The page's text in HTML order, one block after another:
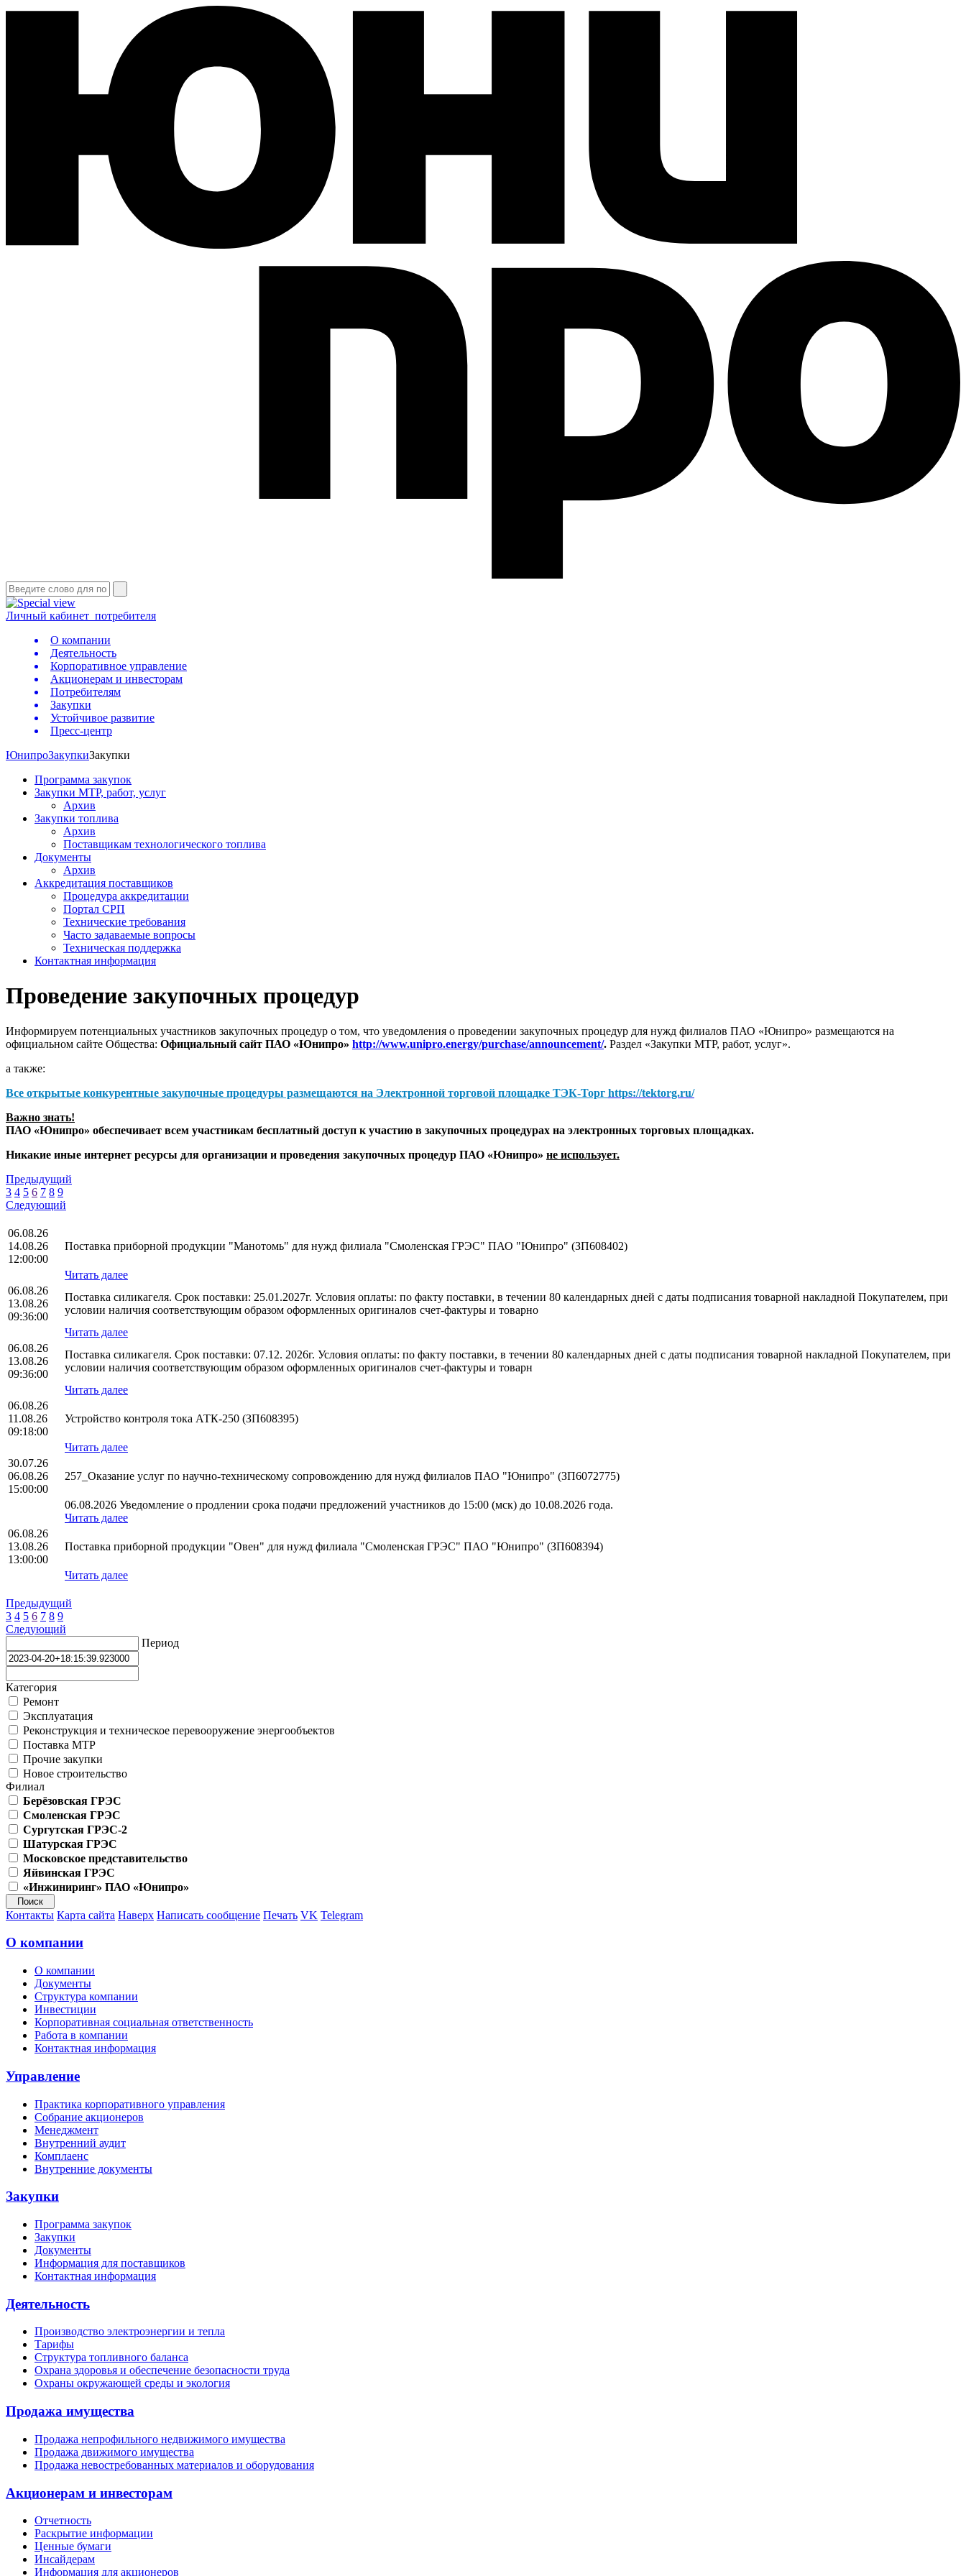
Личный кабинет потребителя
О компании
Деятельность
Корпоративное управление
Акционерам и инвесторам
Потребителям
Закупки
Устойчивое развитие
Пресс-центр
ЮнипроЗакупкиЗакупки
Программа закупок
Закупки МТР, работ, услуг
Архив
Закупки топлива
Архив
Поставщикам технологического топлива
Документы
Архив
Аккредитация поставщиков
Процедура аккредитации
Портал СРП
Технические требования
Часто задаваемые вопросы
Техническая поддержка
Контактная информация
Проведение закупочных процедур
Информируем потенциальных участников закупочных процедур о том, что уведомления о проведении закупочных процедур для нужд филиалов ПАО «Юнипро» размещаются на
официальном сайте Общества: Официальный сайт ПАО «Юнипро» http://www.unipro.energy/purchase/announcement/. Раздел «Закупки МТР, работ, услуг».
а также:
Все открытые конкурентные закупочные процедуры размещаются на Электронной торговой площадке ТЭК-Торг https://tektorg.ru/
Важно знать!
ПАО «Юнипро» обеспечивает всем участникам бесплатный доступ к участию в закупочных процедурах на электронных торговых площадках.
Никакие иные интернет ресурсы для организации и проведения закупочных процедур ПАО «Юнипро» не использует.
Предыдущий
3 4 5 6 7 8 9
Следующий
06.08.26
14.08.26
12:00:00
Поставка приборной продукции "Манотомь" для нужд филиала "Смоленская ГРЭС" ПАО "Юнипро" (ЗП608402)
Читать далее
06.08.26
13.08.26
09:36:00
Поставка силикагеля. Срок поставки: 25.01.2027г. Условия оплаты: по факту поставки, в течении 80 календарных дней с даты подписания товарной накладной Покупателем, при
условии наличия соответствующим образом оформленных оригиналов счет-фактуры и товарно
Читать далее
06.08.26
13.08.26
09:36:00
Поставка силикагеля. Срок поставки: 07.12. 2026г. Условия оплаты: по факту поставки, в течении 80 календарных дней с даты подписания товарной накладной Покупателем, при
условии наличия соответствующим образом оформленных оригиналов счет-фактуры и товарн
Читать далее
06.08.26
11.08.26
09:18:00
Устройство контроля тока АТК-250 (ЗП608395)
Читать далее
30.07.26
06.08.26
15:00:00
257_Оказание услуг по научно-техническому сопровождению для нужд филиалов ПАО "Юнипро" (ЗП6072775)
06.08.2026 Уведомление о продлении срока подачи предложений участников до 15:00 (мск) до 10.08.2026 года.
Читать далее
06.08.26
13.08.26
13:00:00
Поставка приборной продукции "Овен" для нужд филиала "Смоленская ГРЭС" ПАО "Юнипро" (ЗП608394)
Читать далее
Предыдущий
3 4 5 6 7 8 9
Следующий
Период
Категория
Ремонт
Эксплуатация
Реконструкция и техническое перевооружение энергообъектов
Поставка МТР
Прочие закупки
Новое строительство
Филиал
Берёзовская ГРЭС
Смоленская ГРЭС
Сургутская ГРЭС-2
Шатурская ГРЭС
Московское представительство
Яйвинская ГРЭС
«Инжиниринг» ПАО «Юнипро»
Контакты Карта сайта Наверх Написать сообщение Печать VK Telegram
О компании
О компании
Документы
Структура компании
Инвестиции
Корпоративная социальная ответственность
Работа в компании
Контактная информация
Управление
Практика корпоративного управления
Собрание акционеров
Менеджмент
Внутренний аудит
Комплаенс
Внутренние документы
Закупки
Программа закупок
Закупки
Документы
Информация для поставщиков
Контактная информация
Деятельность
Производство электроэнергии и тепла
Тарифы
Структура топливного баланса
Охрана здоровья и обеспечение безопасности труда
Охраны окружающей среды и экология
Продажа имущества
Продажа непрофильного недвижимого имущества
Продажа движимого имущества
Продажа невостребованных материалов и оборудования
Акционерам и инвесторам
Отчетность
Раскрытие информации
Ценные бумаги
Инсайдерам
Информация для акционеров